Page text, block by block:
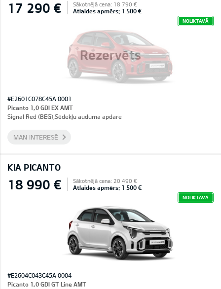
Rezervēts
17 290 € Sākotnējā cena: 18 790 €
Atlaides apmērs: 1 500 €
NOLIKTAVĀ
#E2601C078C45A 0001
Picanto 1,0 GDI EX AMT
Signal Red (BEG),Sēdekļu auduma apdare
MAN INTERESĒ
KIA PICANTO
18 990 € Sākotnējā cena: 20 490 €
Atlaides apmērs: 1 500 €
NOLIKTAVĀ
#E2604C043C45A 0004
Picanto 1,0 GDI GT Line AMT